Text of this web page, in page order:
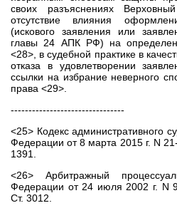
своих разъяснениях
отсутствие влияния
(искового заявления или
главы 24 АПК РФ) на
<28>, в судебной практике в
отказа в удовлетворении
ссылки на избрание неверного
права <29>.
--------------------------------
<25> Кодекс административного
Федерации от 8 марта 2015 г. N
1391.
<26> Арбитражный
Федерации от 24 июля 2002 г.
Ст. 3012.